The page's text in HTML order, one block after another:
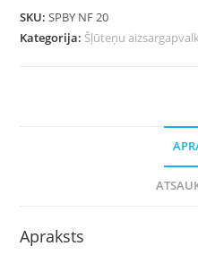
SKU:SPBY NF 20
Kategorija: Šļūteņu
Apraksts